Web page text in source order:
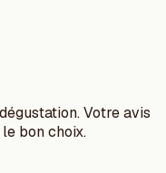
Votre avis
bon choix.